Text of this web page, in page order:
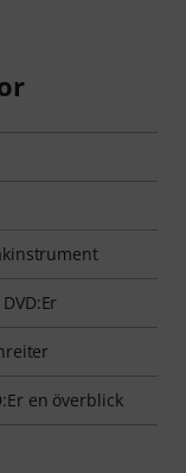
en överblick